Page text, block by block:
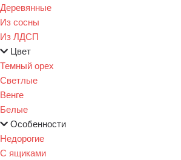
Деревянные
Из сосны
Из ЛДСП
Цвет
Темный орех
Светлые
Венге
Белые
Особенности
Недорогие
С ящиками